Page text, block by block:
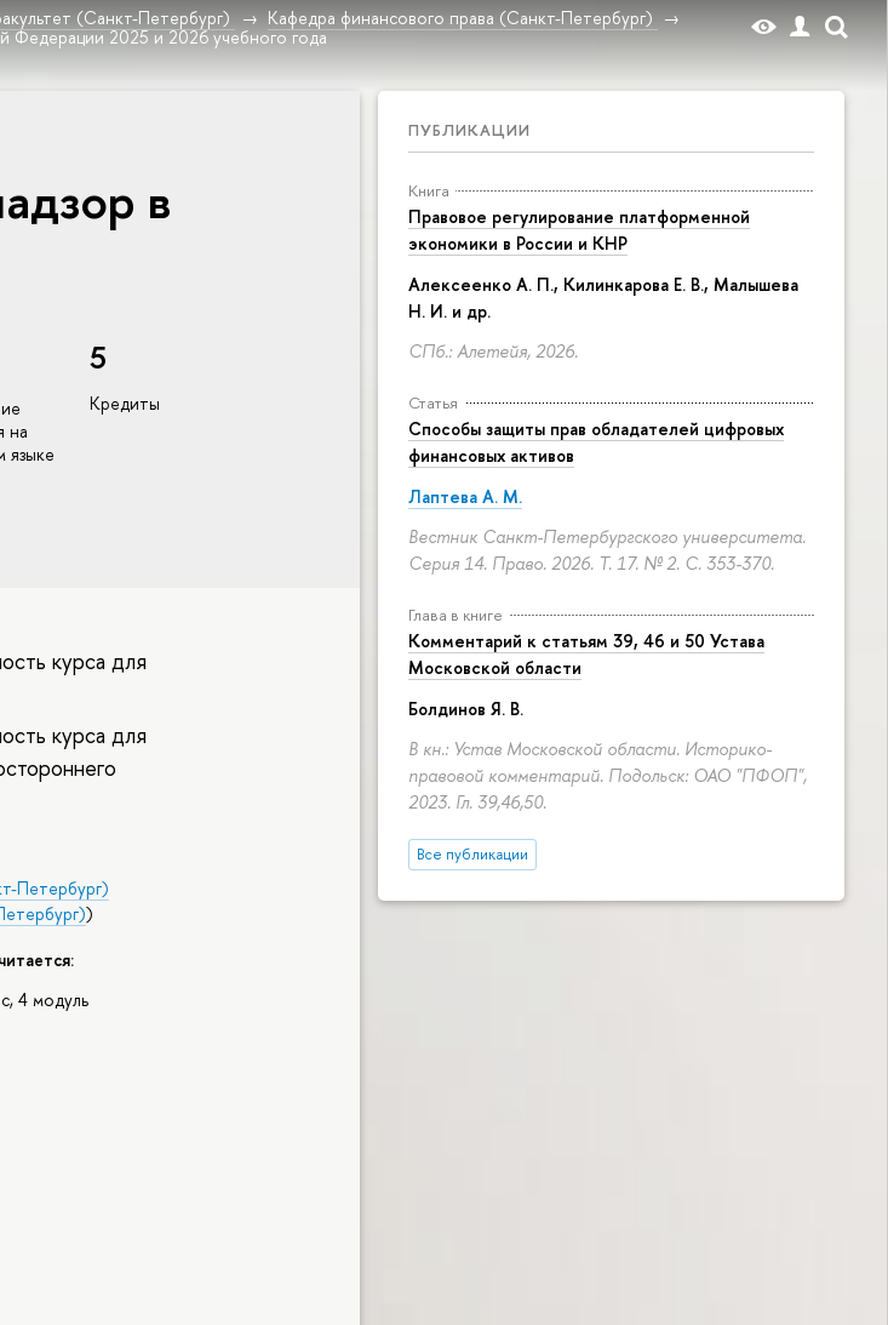
(Санкт-Петербург)
Кафедра финансового права (Санкт-Петербург)
Федерации 2025 и 2026 учебного года
ПУБЛИКАЦИИ
Книга
Правовое регулирование платформенной
экономики в России и КНР
Алексеенко А. П., Килинкарова Е. В., Малышева
Н. И. и др.
СПб.: Алетейя, 2026.
Статья
Способы защиты прав обладателей цифровых
финансовых активов
Лаптева А. М.
Вестник Санкт-Петербургского университета.
Серия 14. Право. 2026. Т. 17. № 2. С. 353-370.
Глава в книге
Комментарий к статьям 39, 46 и 50 Устава
Московской области
Болдинов Я. В.
В кн.: Устав Московской области. Историко-
правовой комментарий. Подольск: ОАО "ПФОП",
2023. Гл. 39,46,50.
Все публикации
в
на
языке
5
Кредиты
курса для
курса для
Петербург)
)
4 модуль